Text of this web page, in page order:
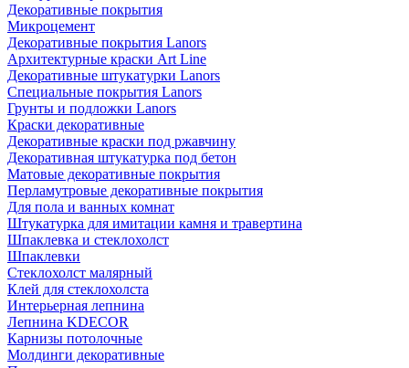
Декоративные покрытия
Микроцемент
Декоративные покрытия Lanors
Архитектурные краски Art Line
Декоративные штукатурки Lanors
Специальные покрытия Lanors
Грунты и подложки Lanors
Краски декоративные
Декоративные краски под ржавчину
Декоративная штукатурка под бетон
Матовые декоративные покрытия
Перламутровые декоративные покрытия
Для пола и ванных комнат
Штукатурка для имитации камня и травертина
Шпаклевка и стеклохолст
Шпаклевки
Стеклохолст малярный
Клей для стеклохолста
Интерьерная лепнина
Лепнина KDECOR
Карнизы потолочные
Молдинги декоративные